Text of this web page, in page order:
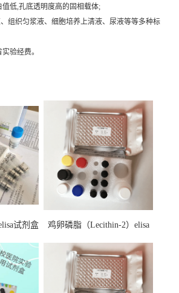
低,孔底透明度高的固相载体;
组织匀浆液、细胞培养上清液、尿液等等多种标
验经费。
试剂盒
鸡卵磷脂（Lecithin-2）elisa